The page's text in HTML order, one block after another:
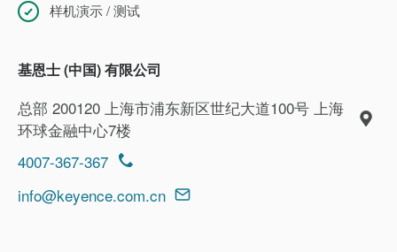
样机演示 / 测试
基恩士 (中国) 有限公司
总部 200120 上海市浦东新区世纪大道100号 上海
环球金融中心7楼
4007-367-367
info@keyence.com.cn